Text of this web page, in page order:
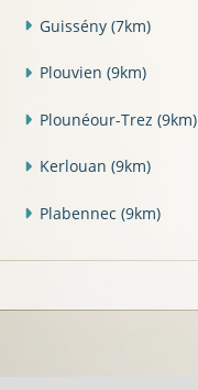
Guissény (7km)
Plouvien (9km)
Plounéour-Trez (9km)
Kerlouan (9km)
Plabennec (9km)